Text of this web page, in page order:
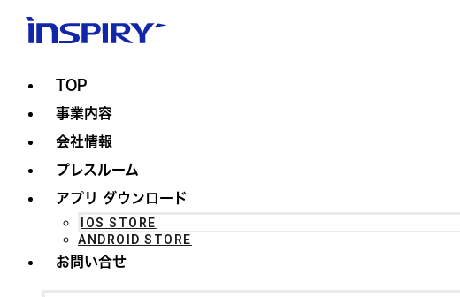
TOP
事業内容
会社情報
プレスルーム
アプリ ダウンロード
IOS STORE
ANDROID STORE
お問い合せ